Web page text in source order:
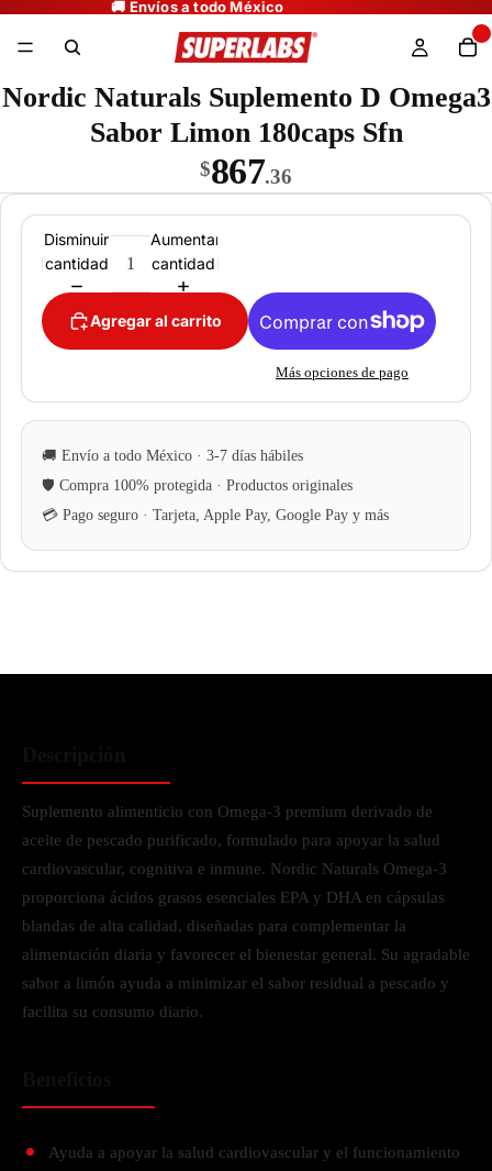
Nordic Naturals Suplemento D Omega3
Sabor Limon 180caps Sfn
$867.36
Disminuir
cantidad
Aumentar
cantidad
Agregar al carrito
Más opciones de pago
Suplemento alimenticio con Omega-3 premium derivado de
aceite de pescado purificado, formulado para apoyar la salud
cardiovascular, cognitiva e inmune. Nordic Naturals Omega-3
proporciona ácidos grasos esenciales EPA y DHA en cápsulas
blandas de alta calidad, diseñadas para complementar la
alimentación diaria y favorecer el bienestar general. Su agradable
sabor a limón ayuda a minimizar el sabor residual a pescado y
facilita su consumo diario.
Ayuda a apoyar la salud cardiovascular y el funcionamiento